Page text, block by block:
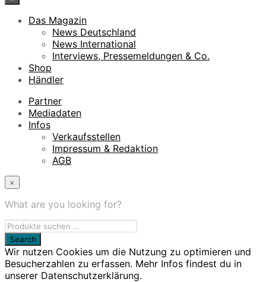
Das Magazin
News Deutschland
News International
Interviews, Pressemeldungen & Co.
Shop
Händler
Partner
Mediadaten
Infos
Verkaufsstellen
Impressum & Redaktion
AGB
×
What are you looking for?
Wir nutzen Cookies um die Nutzung zu optimieren und
Besucherzahlen zu erfassen. Mehr Infos findest du in
unserer Datenschutzerklärung.